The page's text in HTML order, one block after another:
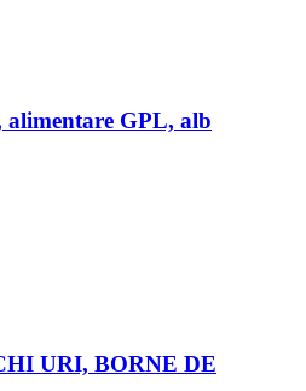
alimentare GPL, alb
URI, BORNE DE